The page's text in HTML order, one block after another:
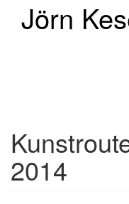
Jörn
2014